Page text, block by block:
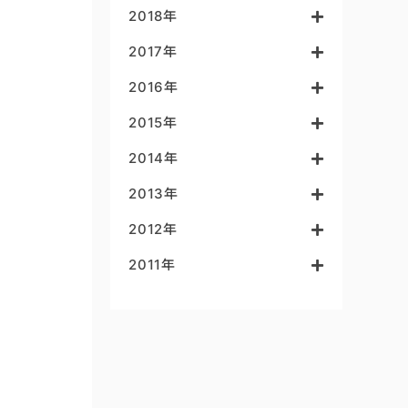
2018年
2017年
2016年
2015年
2014年
2013年
2012年
2011年